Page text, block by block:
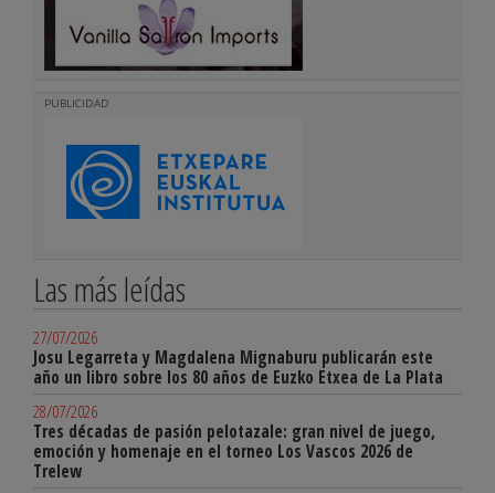
PUBLICIDAD
Las más leídas
27/07/2026
Josu Legarreta y Magdalena Mignaburu publicarán este
año un libro sobre los 80 años de Euzko Etxea de La Plata
28/07/2026
Tres décadas de pasión pelotazale: gran nivel de juego,
emoción y homenaje en el torneo Los Vascos 2026 de
Trelew